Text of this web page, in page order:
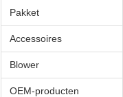
Pakket
Accessoires
Blower
OEM-producten